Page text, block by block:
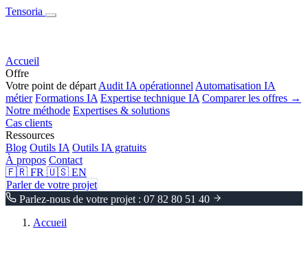
Tensoria
Accueil
Offre
Votre point de départ Audit IA opérationnel Automatisation IA
métier Formations IA Expertise technique IA Comparer les offres →
Notre méthode Expertises & solutions
Cas clients
Ressources
Blog Outils IA Outils IA gratuits
À propos Contact
🇫🇷 FR 🇺🇸 EN
Parler de votre projet
Parlez-nous de votre projet : 07 82 80 51 40
Accueil